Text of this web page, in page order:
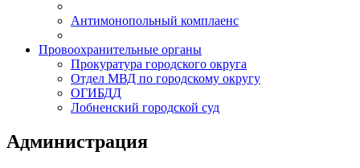
Антимонопольный комплаенс
Провоохранительные органы
Прокуратура городского округа
Отдел МВД по городскому округу
ОГИБДД
Лобненский городской суд
Администрация